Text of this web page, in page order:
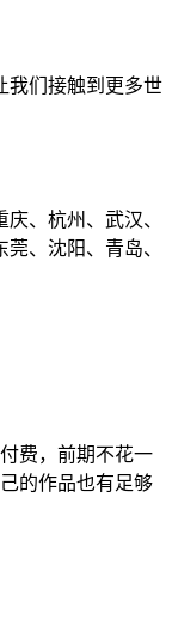
我们接触到更多世
、杭州、武汉、
、沈阳、青岛、
费，前期不花一
的作品也有足够